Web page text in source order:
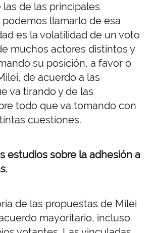
de las principales
llamarlo de esa
es la volatilidad de un voto
muchos actores distintos y
su posición, a favor o
de acuerdo a las
va tirando y de las
todo que va tomando con
cuestiones.
estudios sobre la adhesión a
de las propuestas de Milei
mayoritario, incluso